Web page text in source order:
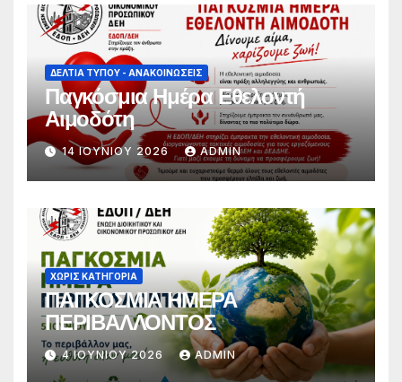
εργασιακών δικαιωμάτων»
ΔΕΛΤΊΑ ΤΎΠΟΥ - ΑΝΑΚΟΙΝΏΣΕΙΣ
Παγκόσμια Ημέρα Εθελοντή
Αιμοδότη
14 ΙΟΥΝΊΟΥ 2026 ADMIN
ΧΩΡΊΣ ΚΑΤΗΓΟΡΊΑ
ΠΑΓΚΟΣΜΙΑ ΗΜΕΡΑ
ΠΕΡΙΒΑΛΛΟΝΤΟΣ
4 ΙΟΥΝΊΟΥ 2026 ADMIN